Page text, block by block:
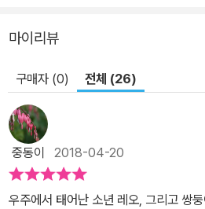
마이리뷰
구매자 (0) 전체 (26)
중동이 2018-04-20
우주에서 태어난 소년 레오, 그리고 쌍